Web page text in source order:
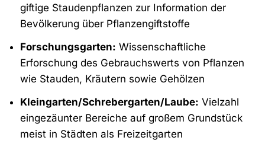
giftige Staudenpflanzen zur Information der
Bevölkerung über Pflanzengiftstoffe
Forschungsgarten: Wissenschaftliche
Erforschung des Gebrauchswerts von Pflanzen
wie Stauden, Kräutern sowie Gehölzen
Kleingarten/Schrebergarten/Laube: Vielzahl
eingezäunter Bereiche auf großem Grundstück
meist in Städten als Freizeitgarten